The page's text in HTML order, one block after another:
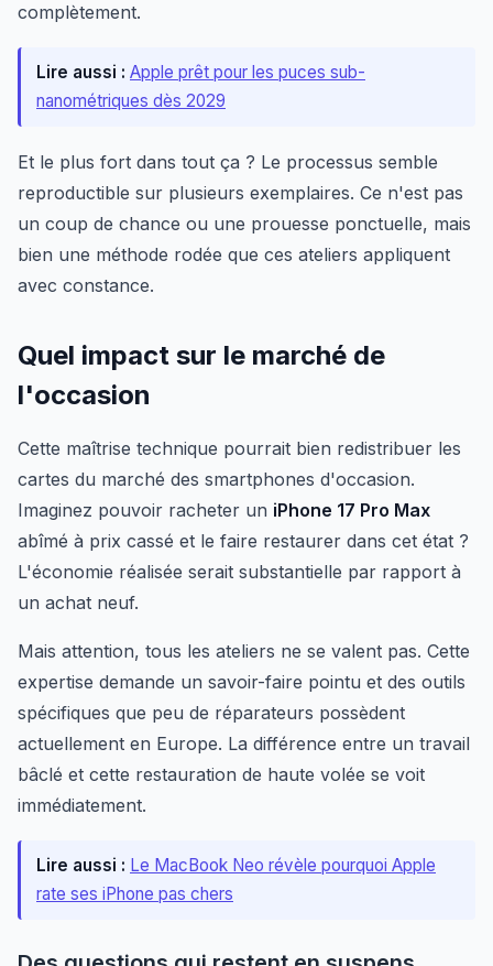
complètement.
Lire aussi : Apple prêt pour les puces sub-
nanométriques dès 2029
Et le plus fort dans tout ça ? Le processus semble
reproductible sur plusieurs exemplaires. Ce n'est pas
un coup de chance ou une prouesse ponctuelle, mais
bien une méthode rodée que ces ateliers appliquent
avec constance.
Quel impact sur le marché de
l'occasion
Cette maîtrise technique pourrait bien redistribuer les
cartes du marché des smartphones d'occasion.
Imaginez pouvoir racheter un iPhone 17 Pro Max
abîmé à prix cassé et le faire restaurer dans cet état ?
L'économie réalisée serait substantielle par rapport à
un achat neuf.
Mais attention, tous les ateliers ne se valent pas. Cette
expertise demande un savoir-faire pointu et des outils
spécifiques que peu de réparateurs possèdent
actuellement en Europe. La différence entre un travail
bâclé et cette restauration de haute volée se voit
immédiatement.
Lire aussi : Le MacBook Neo révèle pourquoi Apple
rate ses iPhone pas chers